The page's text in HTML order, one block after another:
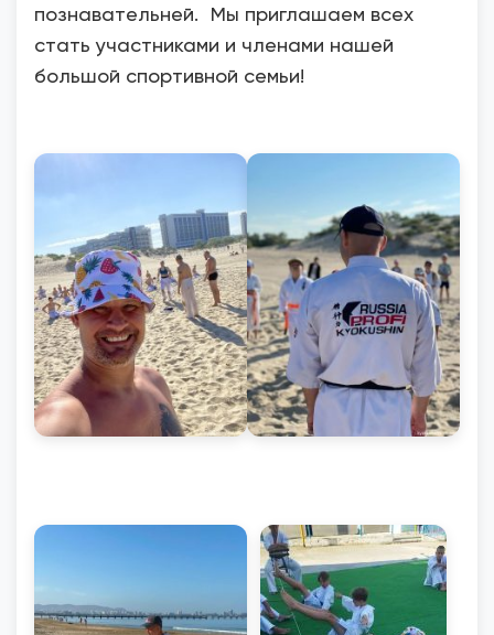
познавательней. Мы приглашаем всех
стать участниками и членами нашей
большой спортивной семьи!